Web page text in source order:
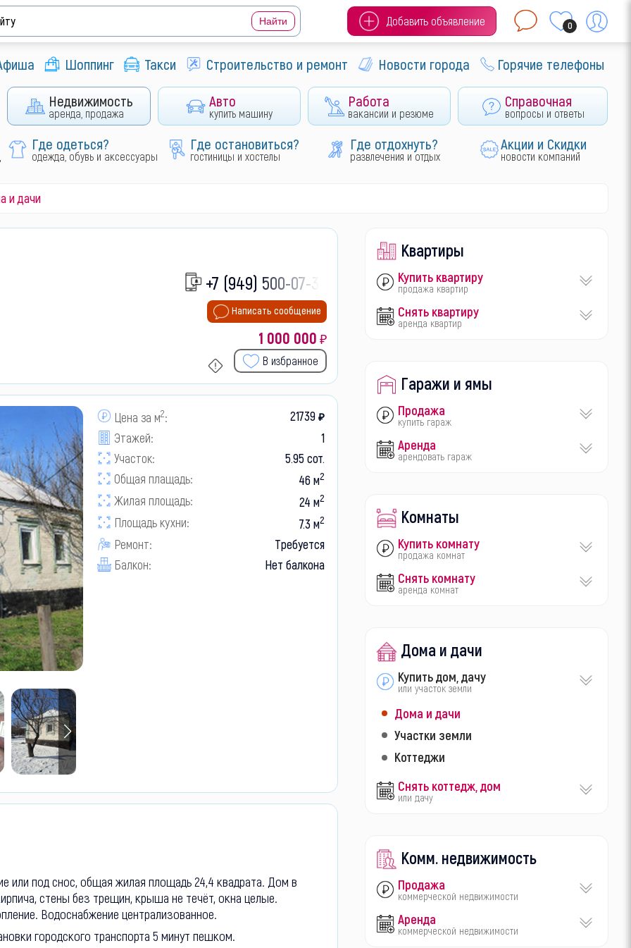
Добавить объявление 0
Шоппинг Такси Строительство и ремонт Новости города Горячие телефоны
Недвижимость
аренда, продажа
Авто
купить машину
Работа
вакансии и резюме
Справочная
вопросы и ответы
Где одеться?
одежда, обувь и аксессуары
Где остановиться?
гостиницы и хостелы
Где отдохнуть?
развлечения и отдых
Акции и Скидки
новости компаний
и дачи
+7 (949) 500-07-30
Написать сообщение
1 000 000 ₽
В избранное
Цена за м2: 21739₽
Этажей:
1
Участок:
5.95 сот.
Общая плащадь:
46 м2
Жилая площадь: 24 м2
Площадь кухни: 7.3 м2
Ремонт:
Требуется
Балкон:
Нет балкона
или под снос, общая жилая площадь 24,4 квадрата. Дом в
стены без трещин, крыша не течёт, окна целые.
Водоснабжение централизованное.
городского транспорта 5 минут пешком.
Квартиры
Купить квартиру
продажа квартир
Снять квартиру
аренда квартир
Гаражи и ямы
Продажа
купить гараж
Аренда
арендовать гараж
Комнаты
Купить комнату
продажа комнат
Снять комнату
аренда комнат
Дома и дачи
Купить дом, дачу
или участок земли
Дома и дачи
Участки земли
Коттеджи
Снять коттедж, дом
или дачу
Комм. недвижимость
Продажа
коммерческой недвижимости
Аренда
коммерческой недвижимости